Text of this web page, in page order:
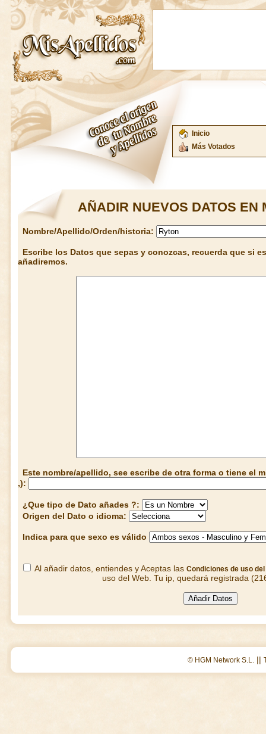
Inicio
Más Votados
AÑADIR NUEVOS DATOS EN
Nombre/Apellido/Orden/historia:
Escribe los Datos que sepas y conozcas, recuerda que si
añadiremos.
Este nombre/apellido, see escribe de otra forma o tiene el
,):
¿Que tipo de Dato añades ?:
Origen del Dato o idioma:
Indica para que sexo es válido
Al añadir datos, entiendes y Aceptas las Condiciones de uso del
uso del Web. Tu ip, quedará registrada
© HGM Network S.L. ||